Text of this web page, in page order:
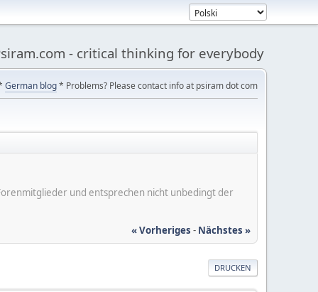
- critical thinking for everybody
German blog* Problems? Please contact info at psiram dot com
und entsprechen nicht unbedingt der
« Vorheriges - Nächstes »
DRUCKEN